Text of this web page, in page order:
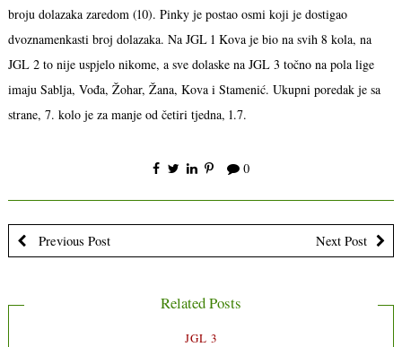
broju dolazaka zaredom (10). Pinky je postao osmi koji je dostigao
dvoznamenkasti broj dolazaka. Na JGL 1 Kova je bio na svih 8 kola, na
JGL 2 to nije uspjelo nikome, a sve dolaske na JGL 3 točno na pola lige
imaju Sablja, Vođa, Žohar, Žana, Kova i Stamenić. Ukupni poredak je sa
strane, 7. kolo je za manje od četiri tjedna, 1.7.
0
Previous Post Next Post
Related Posts
JGL 3